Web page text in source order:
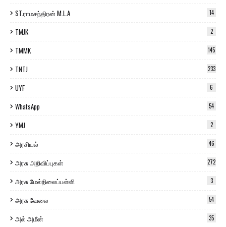
ST.ராமசந்திரன் M.L.A 14
TMJK 2
TMMK 145
TNTJ 233
UYF 6
WhatsApp 54
YMJ 2
அரசியல் 46
அரசு அறிவிப்புகள் 272
அரசு மேல்நிலைப்பள்ளி 3
அரசு வேலை 54
அல் அமீன் 35